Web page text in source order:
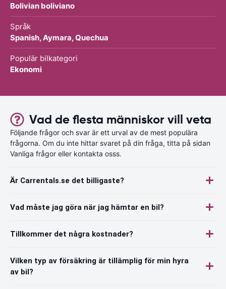
Bolivian boliviano
Språk
Spanish, Aymara, Quechua
Populär bilkategori
Ekonomi
Vad de flesta människor vill veta
Följande frågor och svar är ett urval av de mest populära
frågorna. Om du inte hittar svaret på din fråga, titta på sidan
Vanliga frågor eller kontakta osss.
Är Carrentals.se det billigaste?
Vad måste jag göra när jag hämtar en bil?
Tillkommer det några kostnader?
Vilken typ av försäkring är tillämplig för min hyra
av bil?